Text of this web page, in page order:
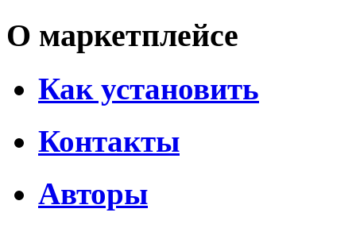
О маркетплейсе
Как установить
Контакты
Авторы